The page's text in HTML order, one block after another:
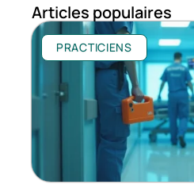
Articles populaires
PRACTICIENS